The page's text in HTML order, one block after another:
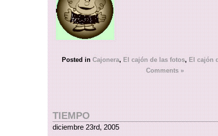
Posted inCajonera,El cajón de las fotos,El cajón
Comments »
TIEMPO
diciembre 23rd, 2005